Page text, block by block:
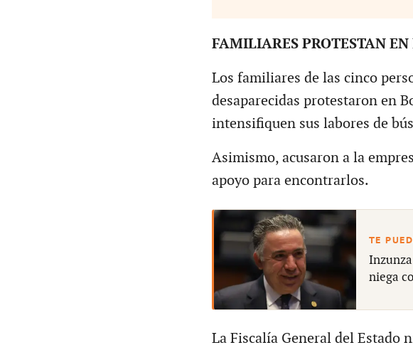
FAMILIARES PROTESTAN
Los familiares de las cinco
desaparecidas protestaron en
intensifiquen sus labores de
Asimismo, acusaron a la
apoyo para encontrarlos.
niega
La Fiscalía General del Estado